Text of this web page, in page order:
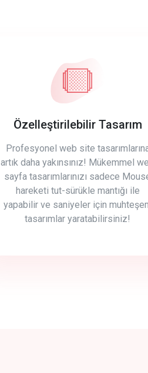
Özelleştirilebilir Tasarım
Profesyonel web site
artık daha yakınsınız! Mükemmel
sayfa tasarımlarınızı sadece
hareketi tut-sürükle mantığı ile
yapabilir ve saniyeler için
tasarımlar yaratabilirsiniz!